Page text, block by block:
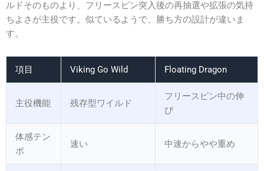
ルドそのものより、フリースピン突入後の再抽選や拡張の気持
ちよさが主役です。似ているようで、勝ち方の設計が違いま
す。
項目 Viking Go Wild Floating Dragon
主役機能 残存型ワイルド
フリースピン中の伸
び
体感テン
ポ
速い 中速からやや重め